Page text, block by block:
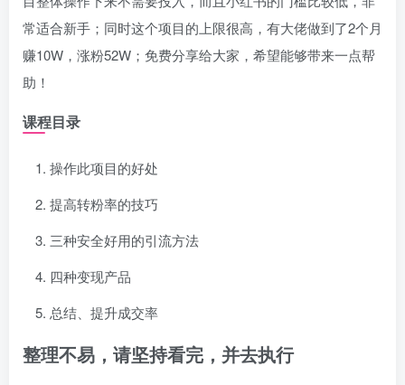
常适合新手；同时这个项目的上限很高，有大佬做到了2个月
赚10W，涨粉52W；免费分享给大家，希望能够带来一点帮
助！
课程目录
操作此项目的好处
提高转粉率的技巧
三种安全好用的引流方法
四种变现产品
总结、提升成交率
整理不易，请坚持看完，并去执行